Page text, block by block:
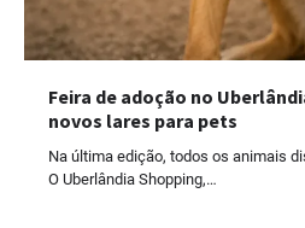
Feira de adoção no
novos lares para pets
Na última edição, todos os animais
O Uberlândia Shopping,…